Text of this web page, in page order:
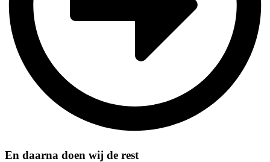
En daarna doen wij de rest